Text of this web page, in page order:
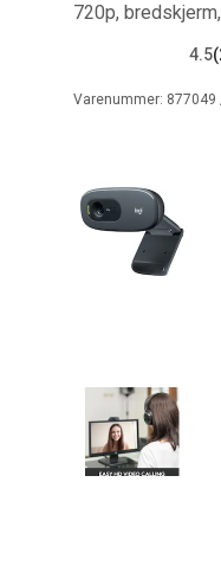
720p,
4.5
Varenummer: 877049